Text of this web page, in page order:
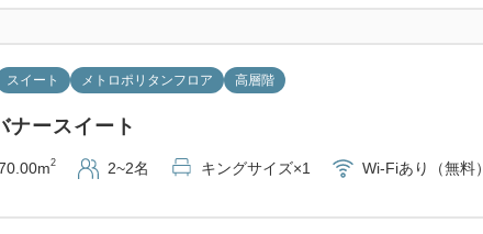
スイート メトロポリタンフロア 高層階
ナースイート
2 2~2名 キングサイズ×1 Wi-Fiあり（無料）